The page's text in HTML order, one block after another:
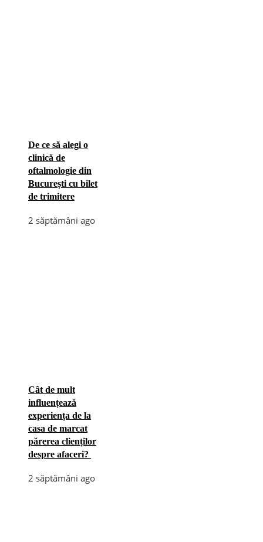
De ce să alegi o
clinică de
oftalmologie din
București cu bilet
de trimitere
2 săptămâni ago
Cât de mult
influențează
experiența de la
casa de marcat
părerea clienților
despre afaceri?
2 săptămâni ago